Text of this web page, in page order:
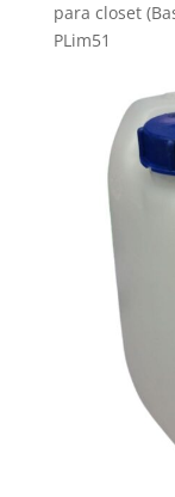
para closet
PLim51